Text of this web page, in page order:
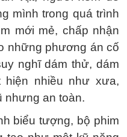
mình trong quá trình
mới mẻ, chấp nhận
những phương án cố
nghĩ dám thử, dám
hiện nhiều như xưa,
nhưng an toàn.
biểu tượng, bộ phim